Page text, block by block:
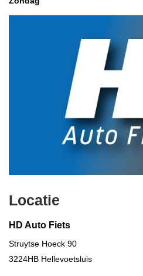
Locatie
HD Auto Fiets
Struytse Hoeck 90
3224HB Hellevoetsluis